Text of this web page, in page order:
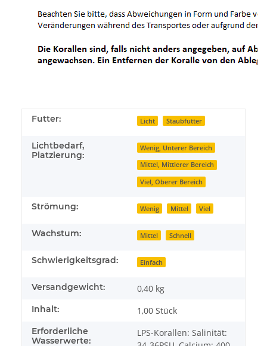
Futter: Licht Staubfutter
Lichtbedarf,
Platzierung:
Wenig, Unterer Bereich
Mittel, Mittlerer Bereich
Viel, Oberer Bereich
Strömung: Wenig Mittel Viel
Wachstum: Mittel Schnell
Schwierigkeitsgrad: Einfach
Versandgewicht: 0,40 kg
Inhalt: 1,00 Stück
Erforderliche
Wasserwerte:
LPS-Korallen: Salinität: